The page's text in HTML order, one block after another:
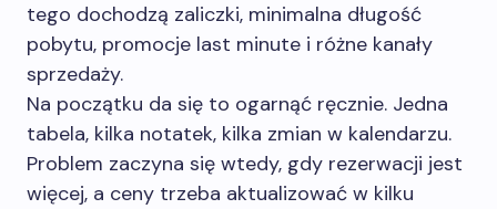
tego dochodzą zaliczki, minimalna długość
pobytu, promocje last minute i różne kanały
sprzedaży.
Na początku da się to ogarnąć ręcznie. Jedna
tabela, kilka notatek, kilka zmian w kalendarzu.
Problem zaczyna się wtedy, gdy rezerwacji jest
więcej, a ceny trzeba aktualizować w kilku